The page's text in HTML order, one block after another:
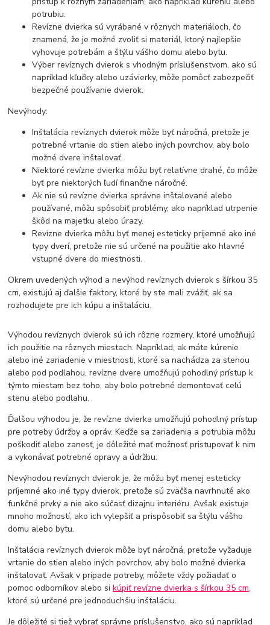
potrubiu.
Revízne dvierka sú vyrábané v rôznych materiáloch, čo
znamená, že je možné zvoliť si materiál, ktorý najlepšie
vyhovuje potrebám a štýlu vášho domu alebo bytu.
Výber revíznych dvierok s vhodným príslušenstvom, ako sú
napríklad kľučky alebo uzávierky, môže pomôcť zabezpečiť
bezpečné používanie dvierok.
Nevýhody:
Inštalácia revíznych dvierok môže byť náročná, pretože je
potrebné vrtanie do stien alebo iných povrchov, aby bolo
možné dvere inštalovať.
Niektoré revízne dvierka môžu byť relatívne drahé, čo môže
byť pre niektorých ľudí finančne náročné.
Ak nie sú revízne dvierka správne inštalované alebo
používané, môžu spôsobiť problémy, ako napríklad utrpenie
škôd na majetku alebo úrazy.
Revízne dvierka môžu byť menej esteticky príjemné ako iné
typy dverí, pretože nie sú určené na použitie ako hlavné
vstupné dvere do miestnosti.
Okrem uvedených výhod a nevýhod revíznych dvierok s šírkou 35
cm, existujú aj ďalšie faktory, ktoré by ste mali zvážiť, ak sa
rozhodujete pre ich kúpu a inštaláciu.
Výhodou revíznych dvierok sú ich rôzne rozmery, ktoré umožňujú
ich použitie na rôznych miestach. Napríklad, ak máte kúrenie
alebo iné zariadenie v miestnosti, ktoré sa nachádza za stenou
alebo pod podlahou, revízne dvere umožňujú pohodlný prístup k
týmto miestam bez toho, aby bolo potrebné demontovať celú
stenu alebo podlahu.
Ďalšou výhodou je, že revízne dvierka umožňujú pohodlný prístup
pre potreby údržby a opráv. Keďže sa zariadenia a potrubia môžu
poškodiť alebo zanesť, je dôležité mať možnosť pristupovať k nim
a vykonávať potrebné opravy a údržbu.
Nevýhodou revíznych dvierok je, že môžu byť menej esteticky
príjemné ako iné typy dvierok, pretože sú zväčša navrhnuté ako
funkčné prvky a nie ako súčasť dizajnu interiéru. Avšak existuje
mnoho možností, ako ich vylepšiť a prispôsobiť sa štýlu vášho
domu alebo bytu.
Inštalácia revíznych dvierok môže byť náročná, pretože vyžaduje
vrtanie do stien alebo iných povrchov, aby bolo možné dvierka
inštalovať. Avšak v prípade potreby, môžete vždy požiadať o
pomoc odborníkov alebo sikúpiť revízne dvierka s šírkou 35 cm,
ktoré sú určené pre jednoduchšiu inštaláciu.
Je dôležité si tiež vybrať správne príslušenstvo, ako sú napríklad